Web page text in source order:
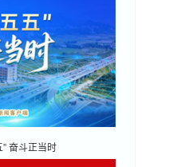
” 奋斗正当时